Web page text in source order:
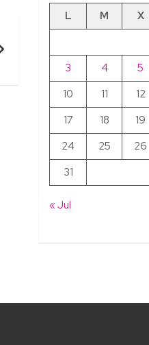
L
M X
3
4 5
10
11 12
17
18 19
24
25 26
31
« Jul